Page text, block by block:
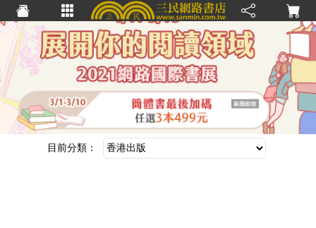
≡
目前分類：